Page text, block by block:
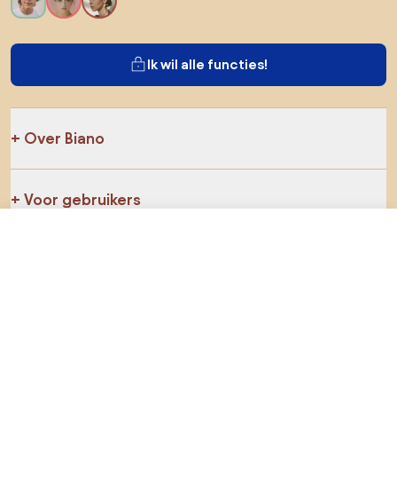
Ik wil alle functies!
Over Biano
Voor gebruikers